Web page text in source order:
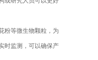
粉等微生物颗粒，为
时监测，可以确保产